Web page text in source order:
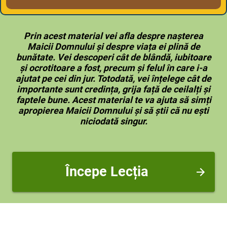
Prin acest material vei afla despre nașterea
Maicii Domnului și despre viața ei plină de
bunătate. Vei descoperi cât de blândă, iubitoare
și ocrotitoare a fost, precum și felul în care i-a
ajutat pe cei din jur. Totodată, vei înțelege cât de
importante sunt credința, grija față de ceilalți și
faptele bune. Acest material te va ajuta să simți
apropierea Maicii Domnului și să știi că nu ești
niciodată singur.
Începe Lecția